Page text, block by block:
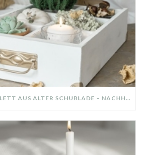
DIY-DEKO-TABLETT AUS ALTER SCHUBLADE – NACHHALTIGE HERBSTDEKO SELBER MACHEN!